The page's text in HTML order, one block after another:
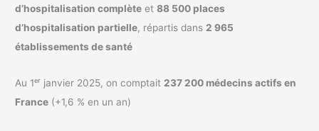
d’hospitalisation complète et88 500 places
d’hospitalisation partielle, répartis dans 2 965
établissements de santé
Au 1ᵉʳ janvier 2025, on comptait 237 200 médecins actifs en
France (+1,6 % en un an)